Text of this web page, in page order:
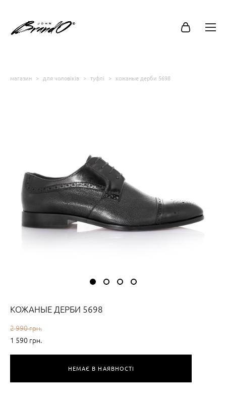
магазин > для чоловіків > туфлі > кожаные дерби 5698
КОЖАНЫЕ ДЕРБИ 5698
2 990 грн.
1 590 грн.
НЕМАЄ В НАЯВНОСТІ